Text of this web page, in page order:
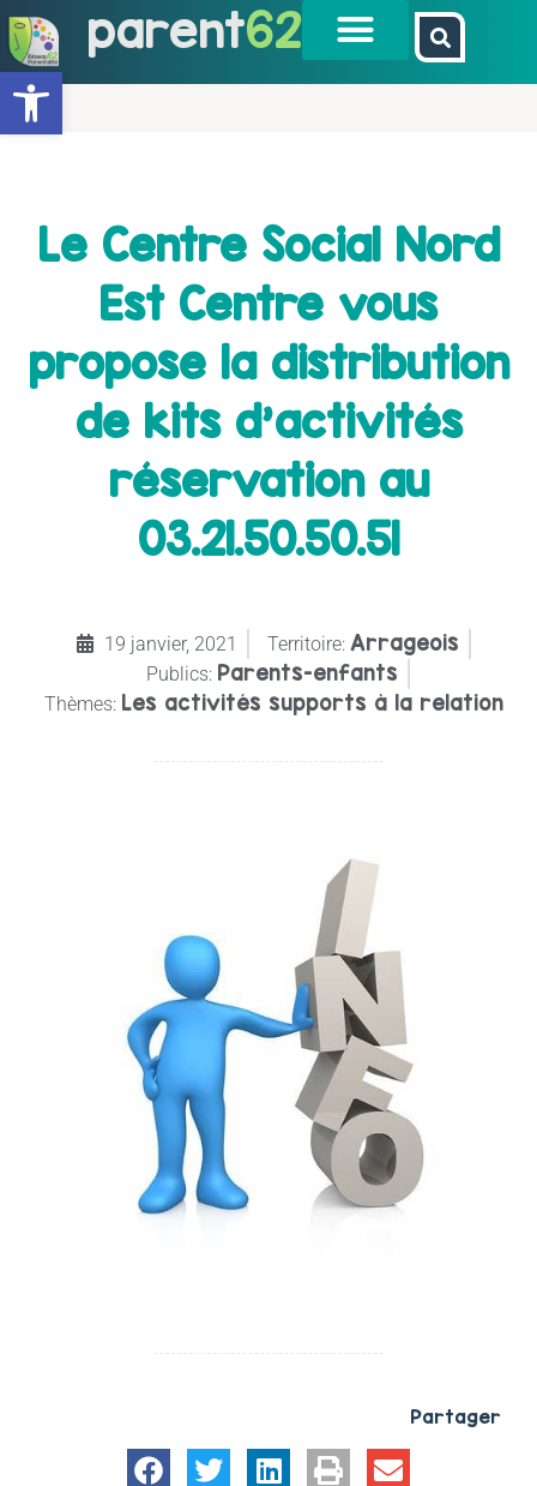
Ouvrir la barre d’outils
parent62
Le Centre Social Nord
Est Centre vous
propose la distribution
de kits d’activités
réservation au
03.21.50.50.51
19 janvier, 2021 Territoire: Arrageois
Publics: Parents-enfants
Thèmes: Les activités supports à la relation
Partager